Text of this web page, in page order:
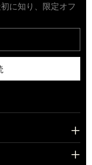
に知り、限定オフ